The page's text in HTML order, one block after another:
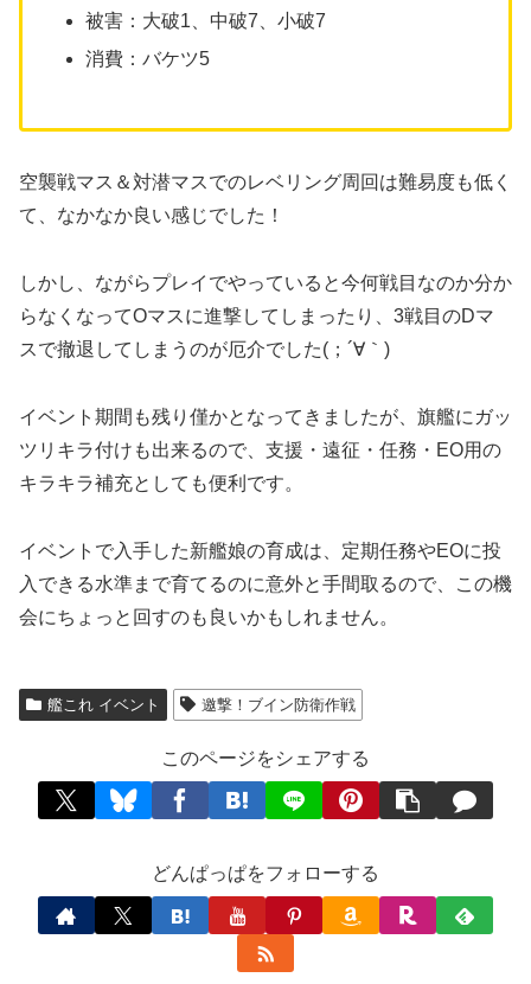
被害：大破1、中破7、小破7
消費：バケツ5
空襲戦マス＆対潜マスでのレベリング周回は難易度も低く
て、なかなか良い感じでした！
しかし、ながらプレイでやっていると今何戦目なのか分か
らなくなってOマスに進撃してしまったり、3戦目のDマ
スで撤退してしまうのが厄介でした(；´∀｀)
イベント期間も残り僅かとなってきましたが、旗艦にガッ
ツリキラ付けも出来るので、支援・遠征・任務・EO用の
キラキラ補充としても便利です。
イベントで入手した新艦娘の育成は、定期任務やEOに投
入できる水準まで育てるのに意外と手間取るので、この機
会にちょっと回すのも良いかもしれません。
艦これ イベント 邀撃！ブイン防衛作戦
このページをシェアする
どんぱっぱをフォローする